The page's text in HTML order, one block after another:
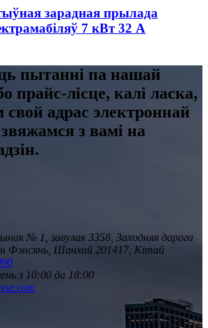
зарадная прылада
7 кВт 32 А
пытанні па нашай
прайс-лісце, калі ласка,
свой адрас электроннай
з вамі на
№ 1, завулак 3358, Заходняя дарога
Фэнсянь, Шанхай 201417, Кітай
з 10:00 да 18:00